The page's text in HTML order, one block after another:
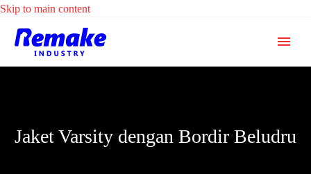
Skip to main content
Jaket Varsity dengan Bordir Beludru